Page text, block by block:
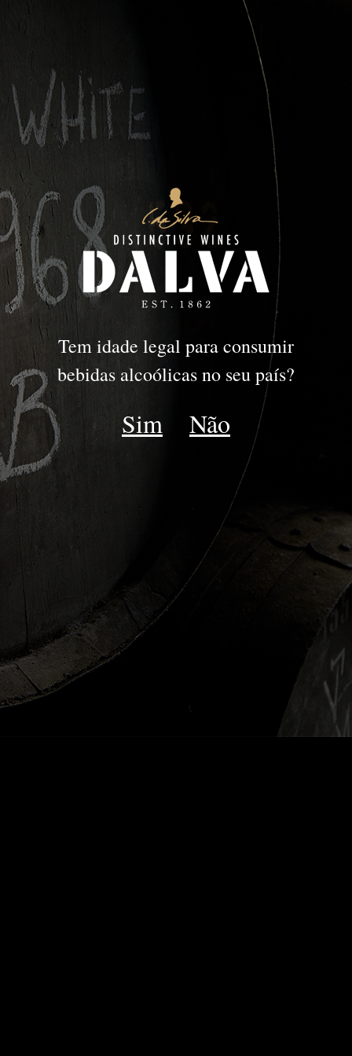
PORTO
Colheita
PORTO
JOVENS
RESERVA
DRY WHITE
LATE BOTTLED VINTAGE
IDADES TAWNY | WHITE
COLHEITA
VINTAGE
GOLDEN WHITE
Tem idade legal para consumir
bebidas alcoólicas no seu país?
Sim Não